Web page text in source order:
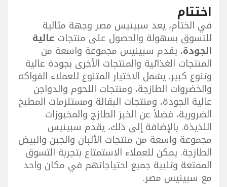
اختتام
في الختام، يعد سبينيس مصر وجهة مثالية
للتسوق بسهولة والحصول على منتجات عالية
الجودة. يقدم سبينيس مجموعة واسعة من
المنتجات الغذائية والمنتجات الأخرى بجودة عالية
وتنوع كبير. يشمل الاختيار المتنوع للعملاء الفواكه
والخضروات الطازجة، ومنتجات اللحوم والدواجن
عالية الجودة، ومنتجات البقالة ومستلزمات المطبخ
الضرورية، فضلاً عن الخبز الطازج والمخبوزات
اللذيذة. بالإضافة إلى ذلك، يقدم سبينيس
مجموعة واسعة من منتجات الألبان والجبن والبيض
الطازجة. يمكن للعملاء الاستمتاع بتجربة التسوق
الممتعة وتلبية جميع احتياجاتهم في مكان واحد
مع سبينيس مصر.